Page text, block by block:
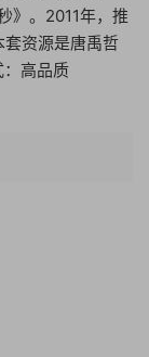
》。2011年，推
资源是唐禹哲
高品质